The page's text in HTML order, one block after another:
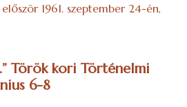
1961. szeptember 24-én,
Török kori Történelmi
6-8